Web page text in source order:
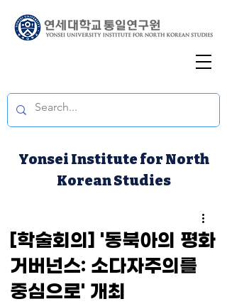
Yonsei Institute for North
Korean Studies
[학술회의] '동북아의 평화
거버넌스: 소다자주의를
중심으로' 개최